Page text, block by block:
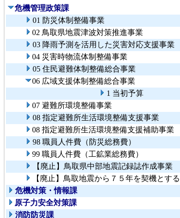
危機管理政策課
01 防災体制整備事業
02 鳥取県地震津波対策推進事業
03 降雨予測を活用した災害対応支援事業
04 災害時物流体制整備事業
05 住民避難体制整備総合事業
06 広域支援体制整備総合事業
1 当初予算
07 避難所環境整備事業
08 指定避難所生活環境整備支援事業
08 指定避難所生活環境整備支援補助事業
98 職員人件費（防災総務費）
99 職員人件費（工鉱業総務費）
【廃止】鳥取県中部地震記録誌作成事業
【廃止】鳥取地震から７５年を契機とす
危機対策・情報課
原子力安全対策課
消防防災課